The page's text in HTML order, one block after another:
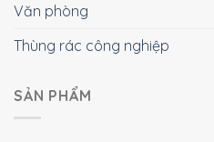
Văn phòng
Thùng rác công nghiệp
SẢN PHẨM